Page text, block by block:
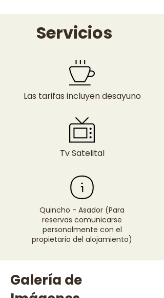
Servicios
Las tarifas incluyen desayuno
Tv Satelital
Quincho - Asador (Para
reservas comunicarse
personalmente con el
propietario del alojamiento)
Galería de